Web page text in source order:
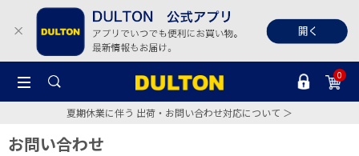
0
夏期休業に伴う 出荷・お問い合わせ対応について ＞
お問い合わせ